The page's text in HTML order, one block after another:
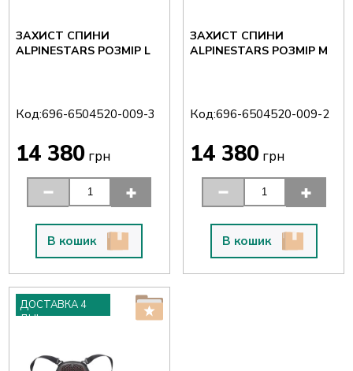
ЗАХИСТ СПИНИ
ALPINESTARS РОЗМІР L
Код:696-6504520-009-3
14 380грн
В кошик
ЗАХИСТ СПИНИ
ALPINESTARS РОЗМІР M
Код:696-6504520-009-2
14 380 грн
В кошик
ДОСТАВКА 4
ДНІ